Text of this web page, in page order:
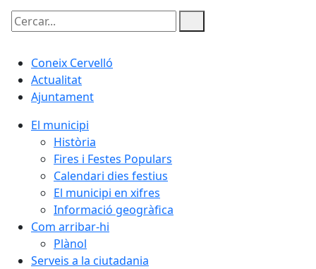
Cercar:
Coneix Cervelló
Actualitat
Ajuntament
El municipi
Història
Fires i Festes Populars
Calendari dies festius
El municipi en xifres
Informació geogràfica
Com arribar-hi
Plànol
Serveis a la ciutadania